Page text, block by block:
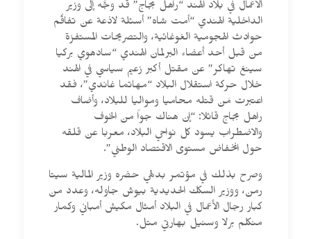
الأعمال في بلاد الهند “راهل بجاج” قد وجَّه إلى وزير
الداخلية الهندي “أمت شاه” أسئلة لاذعة عن تفاقُم
حوادث الهجومية الغوغائية، والتصريحات المستفزة
من قبل أحد أعضاء البرلمان الهندي “سادهوي بركيا
سينغ تهاكر” عن مقتل أكبر زعيم سياسي في الهند
خلال حركة استقلال البلاد “مهاتما غاندي”، فقد
اعتبرت مَن قتله محاميا ومواليا للبلاد، وأضاف
راهل بجاج قائلا: “إن هناك جواً من الخوف
والاضطراب يسود كل نواحي البلاد، معربا عن قلقه
حول انخفاض مستوى الاقتصاد الوطني”.
وصرح بذلك في مؤتمر بدلهي حضره وزير المالية سيتا
رمن، ووزير السكك الحديدية بيوش جاوله، وعدد من
كبار رجال الأعمال في البلاد أمثال مكيش أمباني وكمار
منكلم برلا وسنيل بهارتي متل.